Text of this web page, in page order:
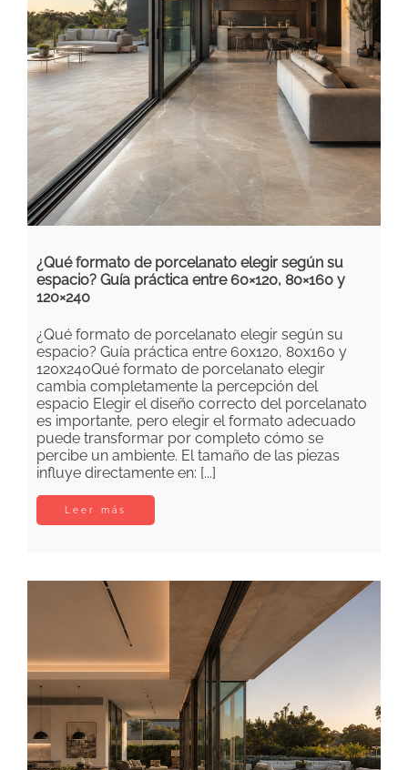
¿Qué formato de porcelanato elegir según su
espacio? Guía práctica entre 60×120, 80×160 y
120×240
¿Qué formato de porcelanato elegir según su
espacio? Guía práctica entre 60x120, 80x160 y
120x240Qué formato de porcelanato elegir
cambia completamente la percepción del
espacio Elegir el diseño correcto del porcelanato
es importante, pero elegir el formato adecuado
puede transformar por completo cómo se
percibe un ambiente. El tamaño de las piezas
influye directamente en: [...]
Leer más